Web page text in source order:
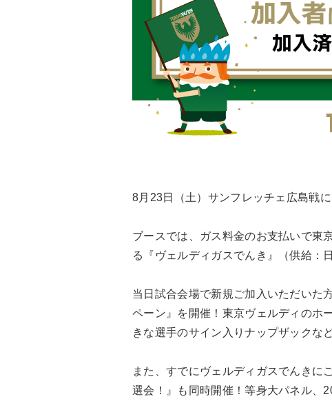
8月23日（土）サンフレッチェ広島戦
ブースでは、ガス料金のお支払いで東
る『ヴェルディガスでんき』（供給：
当日試合会場で新規ご加入いただいた
ペーン』を開催！東京ヴェルディのホ
きな選手のサイン入りナップザックな
また、すでにヴェルディガスでんきに
選会！』も同時開催！等身大パネル、